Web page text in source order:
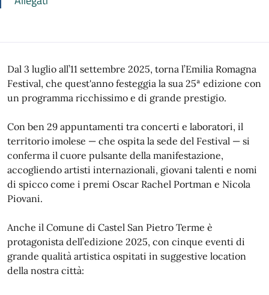
Dal 3 luglio all’11 settembre 2025, torna l’Emilia Romagna
Festival, che quest'anno festeggia la sua 25ª edizione con
un programma ricchissimo e di grande prestigio.
Con ben 29 appuntamenti tra concerti e laboratori, il
territorio imolese — che ospita la sede del Festival — si
conferma il cuore pulsante della manifestazione,
accogliendo artisti internazionali, giovani talenti e nomi
di spicco come i premi Oscar Rachel Portman e Nicola
Piovani.
Anche il Comune di Castel San Pietro Terme è
protagonista dell’edizione 2025, con cinque eventi di
grande qualità artistica ospitati in suggestive location
della nostra città: